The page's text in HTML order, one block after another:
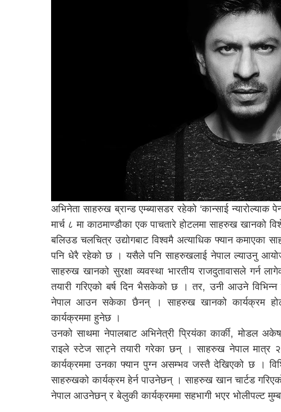
अभिनेता साहरुख ब्रान्ड एम्ब्यासडर रहेको ‘कान्साई न्यारोल्याक
मार्च ८ मा काठमाण्डौका एक पाचतारे होटलमा साहरुख खानको
बलिउड चलचित्र उद्योगबाट विश्वमै अत्याधिक फ्यान कमाएका
पनि धेरै रहेको छ । यसैले पनि साहरुखलाई नेपाल ल्याउनु
साहरुख खानको सुरक्षा व्यवस्था भारतीय राजदुतावासले गर्न
तयारी गरिएको बर्ष दिन भैसकेको छ । तर, उनी आउने विभिन्न
नेपाल आउन सकेका छैनन् । साहरुख खानको कार्यक्रम
कार्यक्रममा हुनेछ ।
उनको साथमा नेपालबाट अभिनेत्री प्रियंका कार्की, मोडल
राइले स्टेज साट्ने तयारी गरेका छन् । साहरुख नेपाल मात्र
कार्यक्रममा उनका फ्यान पुग्न असम्भव जस्तै देखिएको छ ।
साहरुखको कार्यक्रम हेर्न पाउनेछन् । साहरुख खान चार्टड
नेपाल आउनेछन् र बेलुकी कार्यक्रममा सहभागी भएर भोलीपल्ट